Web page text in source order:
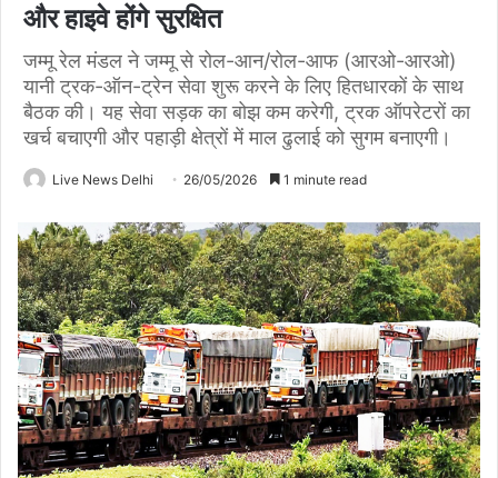
और हाइवे होंगे सुरक्षित
जम्मू रेल मंडल ने जम्मू से रोल-आन/रोल-आफ (आरओ-आरओ)
यानी ट्रक-ऑन-ट्रेन सेवा शुरू करने के लिए हितधारकों के साथ
बैठक की। यह सेवा सड़क का बोझ कम करेगी, ट्रक ऑपरेटरों का
खर्च बचाएगी और पहाड़ी क्षेत्रों में माल ढुलाई को सुगम बनाएगी।
Live News Delhi 26/05/2026 1 minute read